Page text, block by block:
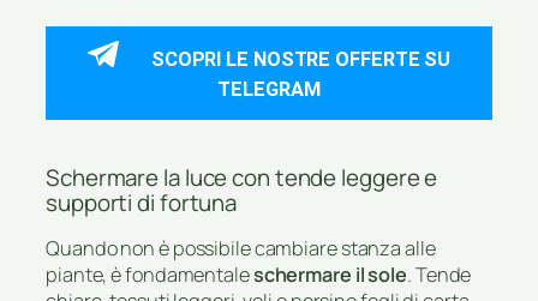
SCOPRI LE NOSTRE OFFERTE SU
TELEGRAM
Schermare la luce con tende leggere e
supporti di fortuna
Quando non è possibile cambiare stanza alle
piante, è fondamentaleschermare il sole. Tende